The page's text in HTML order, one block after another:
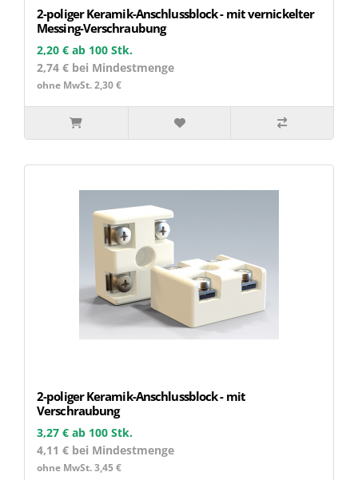
2-poliger Keramik-Anschlussblock - mit vernickelter
Messing-Verschraubung
2,20 € ab 100 Stk.
2,74 € bei Mindestmenge
ohne MwSt. 2,30 €
2-poliger Keramik-Anschlussblock - mit
Verschraubung
3,27 € ab 100 Stk.
4,11 € bei Mindestmenge
ohne MwSt. 3,45 €